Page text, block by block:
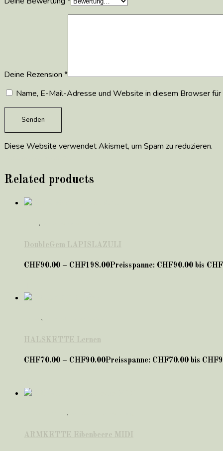
Deine Rezension *
Name, E-Mail-Adresse und Website in diesem Browser für
Diese Website verwendet Akismet, um Spam zu reduzieren.
Related products
,
DoubleGem LAPISLAZULI
CHF90.00 – CHF198.00Preisspanne: CHF90.00 bis
,
HALSKETTE Lernen
CHF70.00 – CHF90.00Preisspanne: CHF70.00 bis
,
ARMKETTE Eibenbeere MIDI